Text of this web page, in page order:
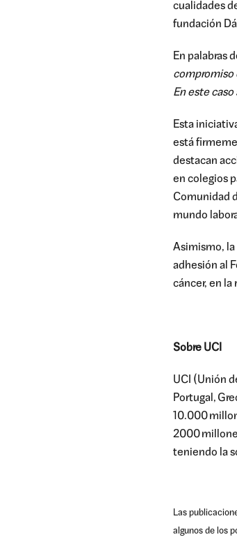
cualidades
fundación
En palabras
compromiso
En este
Esta
está
destacan
en colegios
Comunidad
mundo
Asimismo, la
adhesión al
cáncer, en la
Sobre UCI
UCI (Unión
Portugal,
10.000
2000
teniendo la
Las
algunos de los